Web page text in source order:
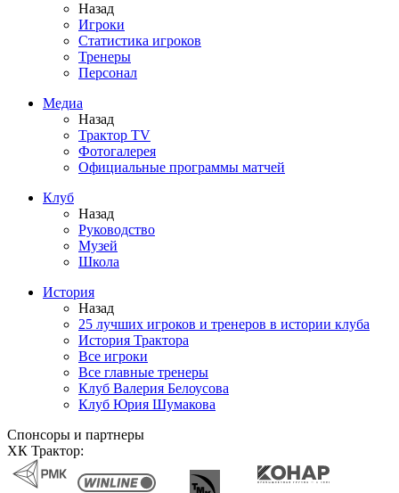
Назад
Игроки
Статистика игроков
Тренеры
Персонал
Медиа
Назад
Трактор TV
Фотогалерея
Официальные программы матчей
Клуб
Назад
Руководство
Музей
Школа
История
Назад
25 лучших игроков и тренеров в истории клуба
История Трактора
Все игроки
Все главные тренеры
Клуб Валерия Белоусова
Клуб Юрия Шумакова
Спонсоры и партнеры
ХК Трактор: